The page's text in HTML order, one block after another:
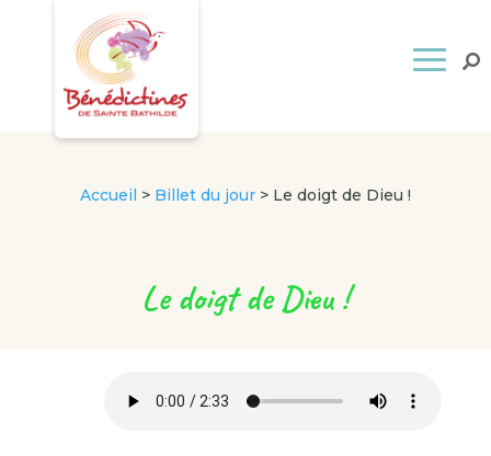
Accueil > Billet du jour> Le doigt de Dieu !
Le doigt de Dieu !